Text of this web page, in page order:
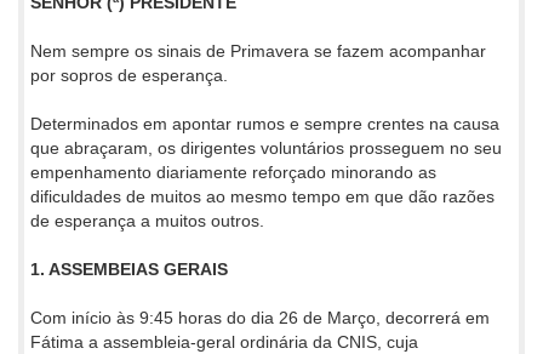
Nem sempre os sinais de Primavera se fazem acompanhar
por sopros de esperança.
Determinados em apontar rumos e sempre crentes na causa
que abraçaram, os dirigentes voluntários prosseguem no seu
empenhamento diariamente reforçado minorando as
dificuldades de muitos ao mesmo tempo em que dão razões
de esperança a muitos outros.
1. ASSEMBEIAS GERAIS
Com início às 9:45 horas do dia 26 de Março, decorrerá em
Fátima a assembleia-geral ordinária da CNIS, cuja